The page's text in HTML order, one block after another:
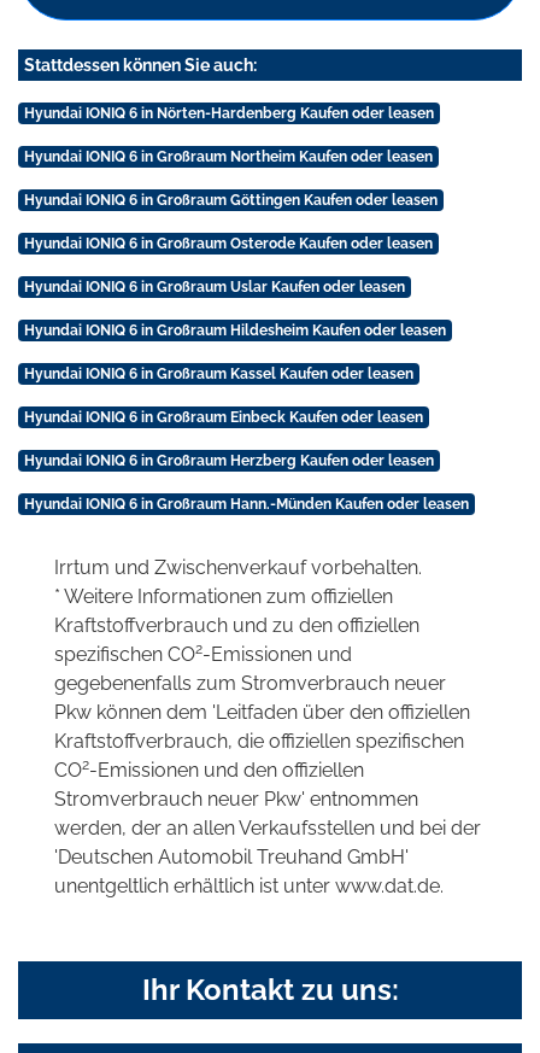
Stattdessen können Sie auch:
Hyundai IONIQ 6 in Nörten-Hardenberg Kaufen oder leasen
Hyundai IONIQ 6 in Großraum Northeim Kaufen oder leasen
Hyundai IONIQ 6 in Großraum Göttingen Kaufen oder leasen
Hyundai IONIQ 6 in Großraum Osterode Kaufen oder leasen
Hyundai IONIQ 6 in Großraum Uslar Kaufen oder leasen
Hyundai IONIQ 6 in Großraum Hildesheim Kaufen oder leasen
Hyundai IONIQ 6 in Großraum Kassel Kaufen oder leasen
Hyundai IONIQ 6 in Großraum Einbeck Kaufen oder leasen
Hyundai IONIQ 6 in Großraum Herzberg Kaufen oder leasen
Hyundai IONIQ 6 in Großraum Hann.-Münden Kaufen oder leasen
Irrtum und Zwischenverkauf vorbehalten.
* Weitere Informationen zum offiziellen
Kraftstoffverbrauch und zu den offiziellen
spezifischen CO2-Emissionen und
gegebenenfalls zum Stromverbrauch neuer
Pkw können dem 'Leitfaden über den offiziellen
Kraftstoffverbrauch, die offiziellen spezifischen
CO2-Emissionen und den offiziellen
Stromverbrauch neuer Pkw' entnommen
werden, der an allen Verkaufsstellen und bei der
'Deutschen Automobil Treuhand GmbH'
unentgeltlich erhältlich ist unter www.dat.de.
Ihr Kontakt zu uns: